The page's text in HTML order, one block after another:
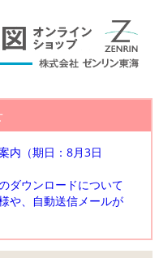
内（期日：8月3日
ダウンロードについて
や、自動送信メールが